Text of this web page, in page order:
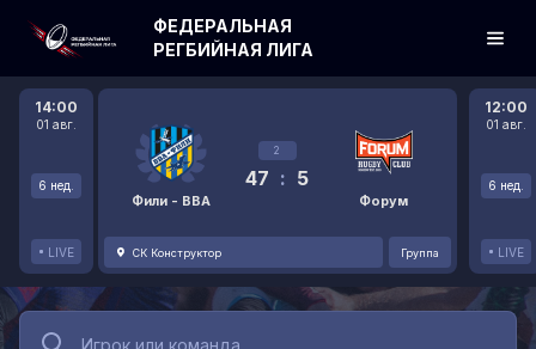
14:00
01 авг.
6 нед.
LIVE
Фили - ВВА
2
47 : 5
Форум
СК Конструктор Группа
12:00
01 авг.
6 нед.
LIVE
ФЕДЕРАЛЬНАЯ
РЕГБИЙНАЯ ЛИГА